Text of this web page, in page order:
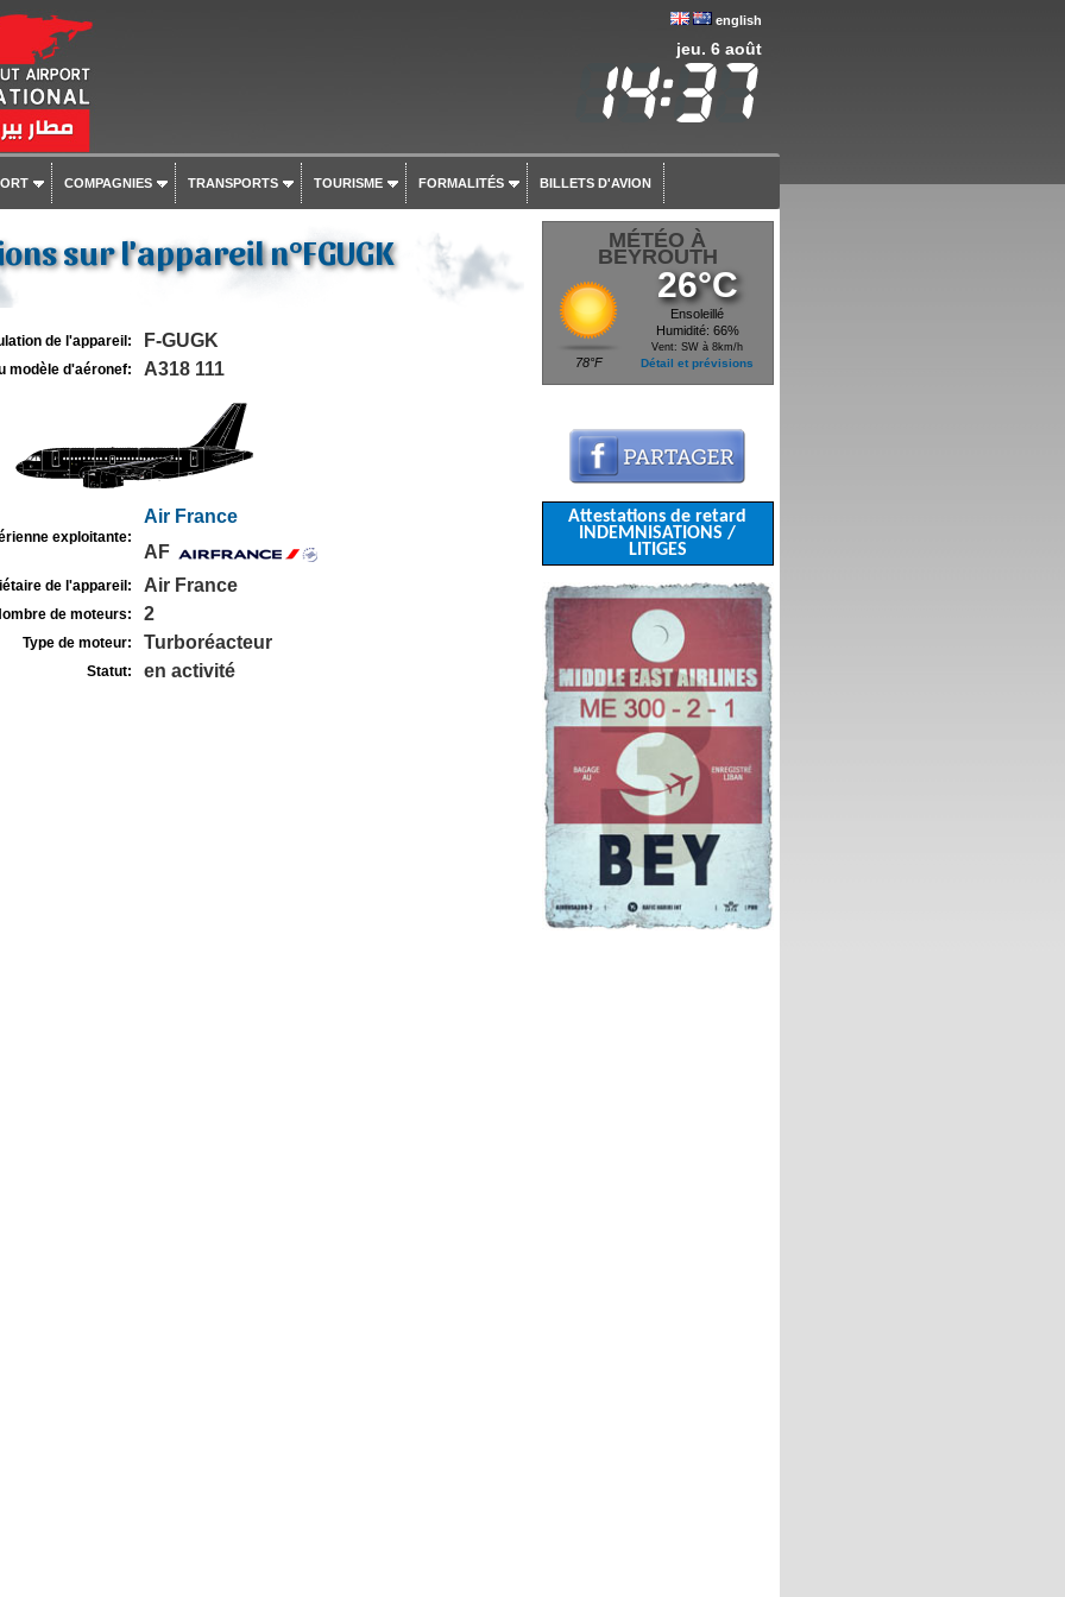
english
jeu. 6 août
COMPAGNIES TRANSPORTS TOURISME FORMALITÉS BILLETS D'AVION
sur l'appareil n°FGUGK
de l'appareil: F-GUGK
modèle d'aéronef: A318 111
exploitante:
Air France
AF
de l'appareil: Air France
de moteurs: 2
Type de moteur: Turboréacteur
Statut: en activité
MÉTÉO À
BEYROUTH
78°F
26°C
Ensoleillé
Humidité: 66%
Vent: SW à 8km/h
Détail et prévisions
Attestations de retard
INDEMNISATIONS /
LITIGES